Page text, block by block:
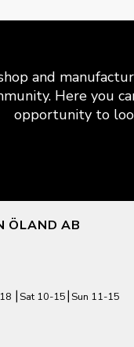
and
Here you
opportunity to
ÖLAND AB
⎮Sat 10-15⎮Sun 11-15